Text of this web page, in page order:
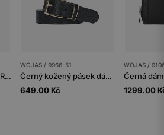
Černá dámská kabelka RELAKS
WOJAS / 9966-51
Černý kožený pásek dámský se zlatou přezkou
649.00 Kč
WOJAS /
1299.00